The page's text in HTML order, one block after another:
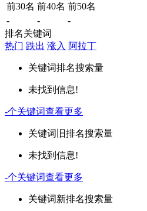
前30名 前40名 前50名
-
-
-
排名关键词
热门 跌出 涨入 阿拉丁
关键词排名搜索量
未找到信息!
-个关键词查看更多
关键词 旧排名搜索量
未找到信息!
-个关键词查看更多
关键词新排名搜索量